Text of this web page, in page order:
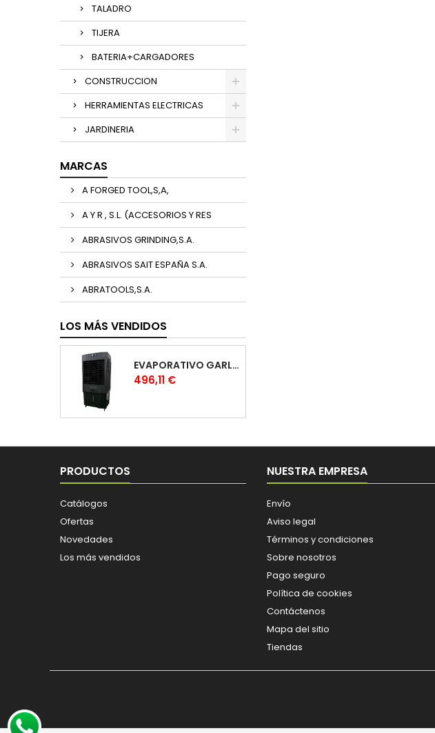
TALADRO
TIJERA
BATERIA+CARGADORES
CONSTRUCCION
HERRAMIENTAS ELECTRICAS
JARDINERIA
MARCAS
A FORGED TOOL,S,A,
A Y R , S.L. (ACCESORIOS Y RES
ABRASIVOS GRINDING,S.A.
ABRASIVOS SAIT ESPAÑA S.A.
ABRATOOLS,S.A.
LOS MÁS VENDIDOS
EVAPORATIVO GARLAND COOL 1530
Precio
496,11 €
PRODUCTOS
Catálogos
Ofertas
Novedades
Los más vendidos
NUESTRA EMPRESA
Envío
Aviso legal
Términos y condiciones
Sobre nosotros
Pago seguro
Política de cookies
Contáctenos
Mapa del sitio
Tiendas